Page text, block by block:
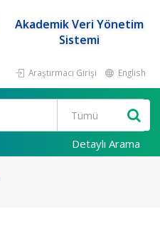
Akademik Veri Yönetim
Sistemi
Araştırmacı Girişi English
Detaylı Arama